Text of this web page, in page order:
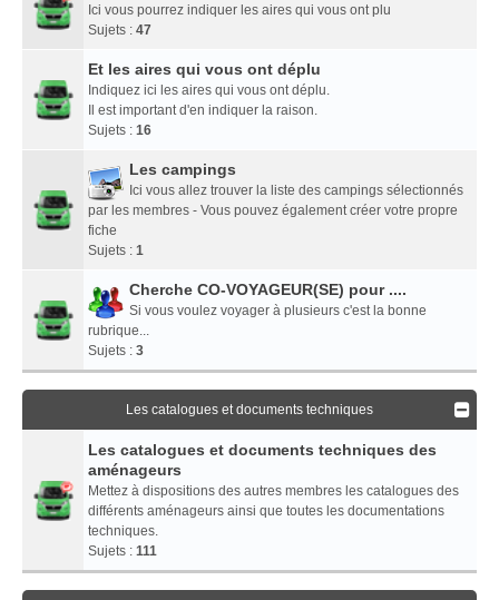
Ici vous pourrez indiquer les aires qui vous ont plu
Sujets : 47
Et les aires qui vous ont déplu
Indiquez ici les aires qui vous ont déplu.
Il est important d'en indiquer la raison.
Sujets : 16
Les campings
Ici vous allez trouver la liste des campings sélectionnés
par les membres - Vous pouvez également créer votre propre
fiche
Sujets : 1
Cherche CO-VOYAGEUR(SE) pour ....
Si vous voulez voyager à plusieurs c'est la bonne
rubrique...
Sujets : 3
Les catalogues et documents techniques
Les catalogues et documents techniques des
aménageurs
Mettez à dispositions des autres membres les catalogues des
différents aménageurs ainsi que toutes les documentations
techniques.
Sujets : 111